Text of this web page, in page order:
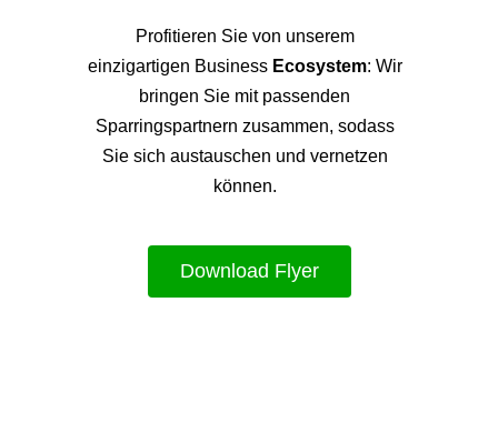
Profitieren Sie von unserem
einzigartigen Business Ecosystem: Wir
bringen Sie mit passenden
Sparringspartnern zusammen, sodass
Sie sich austauschen und vernetzen
können.
Download Flyer